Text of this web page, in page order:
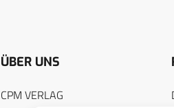
ÜBER UNS
CPM VERLAG